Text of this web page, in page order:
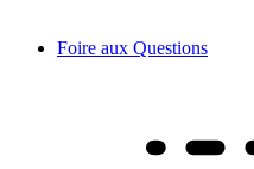
Foire aux Questions